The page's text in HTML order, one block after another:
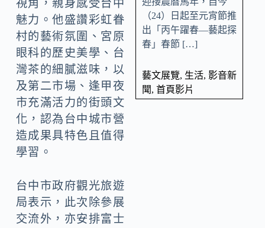
視角，親身感受台中
魅力。他盛讚彩虹眷
村的藝術氛圍、宮原
眼科的歷史美學、台
灣茶的細膩滋味，以
及第二市場、逢甲夜
市充滿活力的街頭文
化，認為台中城市營
造成果具特色且值得
學習。
台中市政府觀光旅遊
局表示，此次除參展
交流外，亦安排富士
（24）日起至元宵節推
出「丙午躍春—藝起探
春」春節 […]
藝文展覽, 生活, 影音新
聞, 首頁影片